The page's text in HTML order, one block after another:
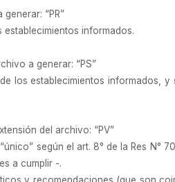
“PR”
informados.
a generar: “PS”
los establecimientos informados, y
del archivo: “PV”
según el art. 8° de la Res N°
a cumplir -.